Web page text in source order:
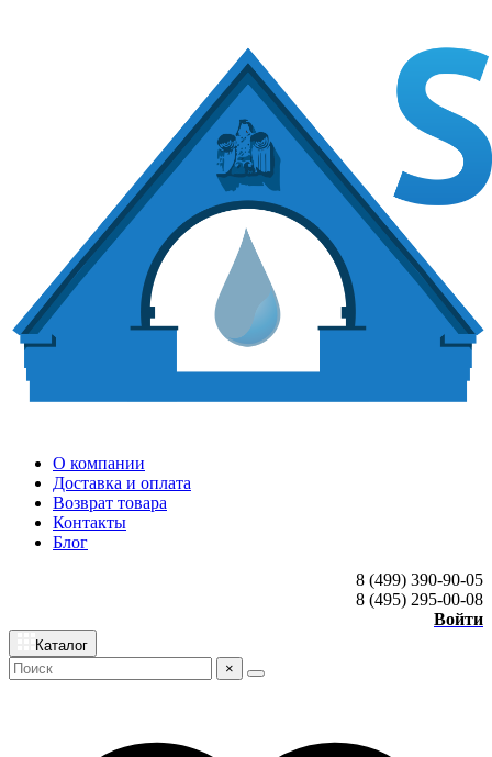
О компании
Доставка и оплата
Возврат товара
Контакты
Блог
8 (499) 390-90-05
8 (495) 295-00-08
Войти
Каталог
×